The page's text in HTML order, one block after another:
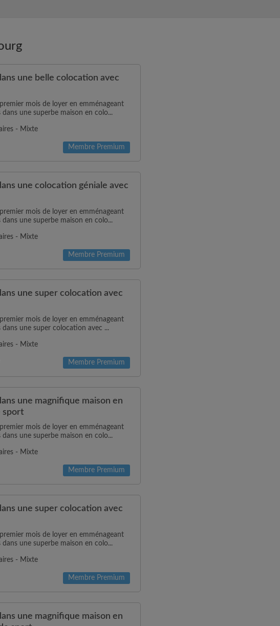
une belle colocation avec
mois de loyer en emménageant
une superbe maison en colo...
- Mixte
Membre Premium
une colocation géniale avec
mois de loyer en emménageant
une superbe maison en colo...
- Mixte
Membre Premium
une super colocation avec
mois de loyer en emménageant
une super colocation avec ...
- Mixte
Membre Premium
une magnifique maison en
sport
mois de loyer en emménageant
une superbe maison en colo...
- Mixte
Membre Premium
une super colocation avec
mois de loyer en emménageant
une superbe maison en colo...
- Mixte
Membre Premium
une magnifique maison en